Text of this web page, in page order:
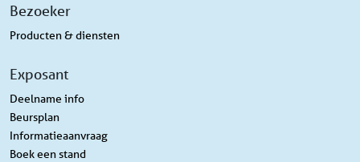
Bezoeker
Producten & diensten
Exposant
Deelname info
Beursplan
Informatieaanvraag
Boek een stand